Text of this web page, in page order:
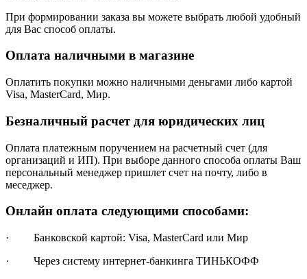
При формировании заказа вы можете выбрать любой удобный
для Вас способ оплаты.
Оплата наличными в магазине
Оплатить покупки можно наличными деньгами либо картой
Visa, MasterCard, Мир.
Безналичный расчет для юридических лиц
Оплата платежным поручением на расчетный счет (для
организаций и ИП). При выборе данного способа оплаты Ваш
персональный менеджер пришлет счет на почту, либо в
меседжер.
Онлайн оплата следующими способами:
· Банковской картой: Visa, MasterCard или Мир
· Через систему интернет-банкинга ТИНЬКОФФ